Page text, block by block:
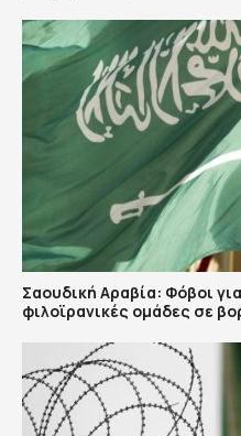
Σαουδική Αραβία: Φόβοι
φιλοϊρανικές ομάδες σε